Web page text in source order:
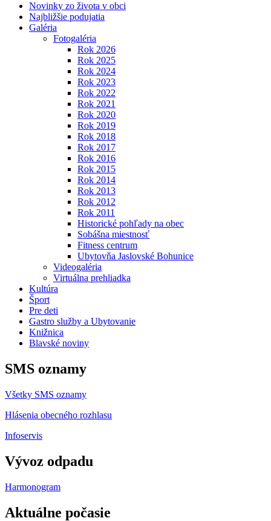
Novinky zo života v obci
Najbližšie podujatia
Galéria
Fotogaléria
Rok 2026
Rok 2025
Rok 2024
Rok 2023
Rok 2022
Rok 2021
Rok 2020
Rok 2019
Rok 2018
Rok 2017
Rok 2016
Rok 2015
Rok 2014
Rok 2013
Rok 2012
Rok 2011
Historické pohľady na obec
Sobášna miestnosť
Fitness centrum
Ubytovňa Jaslovské Bohunice
Videogaléria
Virtuálna prehliadka
Kultúra
Šport
Pre deti
Gastro služby a Ubytovanie
Knižnica
Blavské noviny
SMS oznamy
Všetky SMS oznamy
Hlásenia obecného rozhlasu
Infoservis
Vývoz odpadu
Harmonogram
Aktuálne počasie